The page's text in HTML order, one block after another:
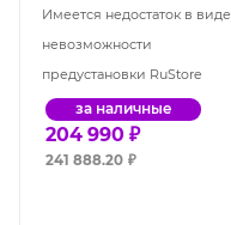
"чёрный космос"
Имеется недостаток в виде
невозможности
предустановки RuStore
за наличные
204 990 ₽
241 888.20 ₽